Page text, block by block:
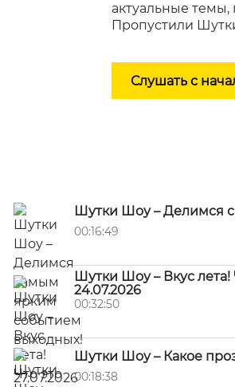
актуальные
Пропустили
Слушать с
Шутки Шоу – Делимся
00:16:49
Шутки Шоу – Вкус лета!
24.07.2026
00:32:50
Шутки Шоу – Какое
00:18:38